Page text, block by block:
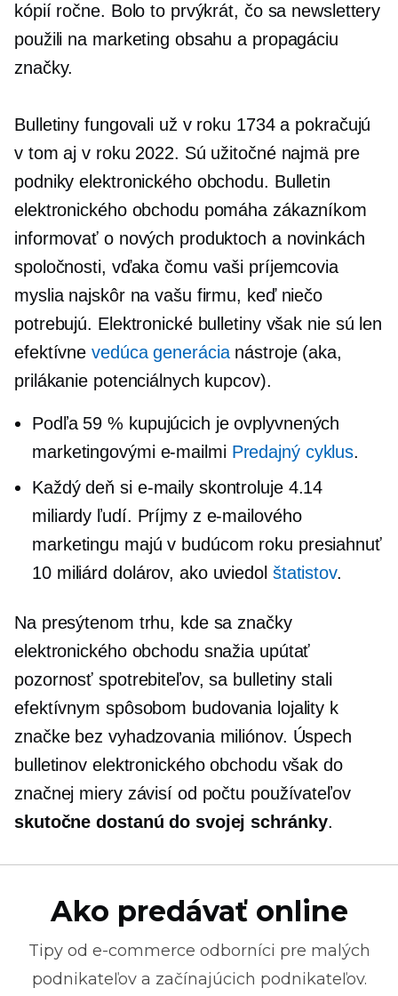
kópií ročne. Bolo to prvýkrát, čo sa newslettery
použili na marketing obsahu a propagáciu
značky.
Bulletiny fungovali už v roku 1734 a pokračujú
v tom aj v roku 2022. Sú užitočné najmä pre
podniky elektronického obchodu. Bulletin
elektronického obchodu pomáha zákazníkom
informovať o nových produktoch a novinkách
spoločnosti, vďaka čomu vaši príjemcovia
myslia najskôr na vašu firmu, keď niečo
potrebujú. Elektronické bulletiny však nie sú len
efektívnevedúca generácianástroje (aka,
prilákanie potenciálnych kupcov).
Podľa 59 % kupujúcich je ovplyvnených
marketingovými e-mailmi Predajný cyklus.
Každý deň si e-maily skontroluje 4.14
miliardy ľudí. Príjmy z e-mailového
marketingu majú v budúcom roku presiahnuť
10 miliárd dolárov, ako uviedol štatistov.
Na presýtenom trhu, kde sa značky
elektronického obchodu snažia upútať
pozornosť spotrebiteľov, sa bulletiny stali
efektívnym spôsobom budovania lojality k
značke bez vyhadzovania miliónov. Úspech
bulletinov elektronického obchodu však do
značnej miery závisí od počtu používateľov
skutočne dostanú do svojej schránky.
Ako predávať online
Tipy od e-commerce odborníci pre malých
podnikateľov a začínajúcich podnikateľov.